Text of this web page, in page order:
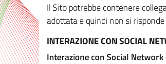
Il Sito potrebbe contenere
adottata e quindi non si
INTERAZIONE CON SOCIAL
Interazione con Social